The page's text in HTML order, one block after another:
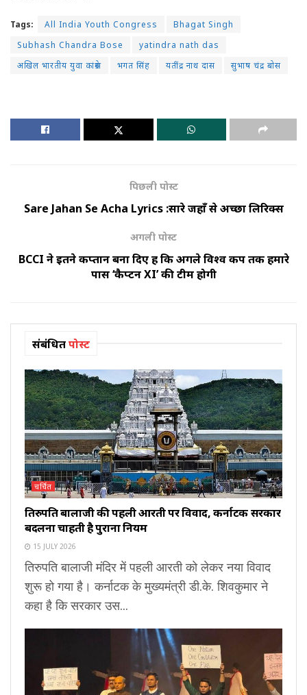
Tags: All India Youth Congress
Bhagat Singh
Subhash Chandra Bose
yatindra nath das
अखिल भारतीय युवा कांग्रेस
भगत सिंह यतींद्र नाथ दास सुभाष चंद्र बोस
पिछली पोस्ट
Sare Jahan Se Acha Lyrics :सारे जहाँ से अच्छा लिरिक्स
अगली पोस्ट
BCCI ने इतने कप्तान बना दिए हैं कि अगले विश्व कप तक हमारे
पास ‘कैप्टन XI’ की टीम होगी
संबंधितपोस्ट
चर्चित
तिरुपति बालाजी की पहली आरती पर विवाद, कर्नाटक सरकार
बदलना चाहती है पुराना नियम
15 JULY 2026
तिरुपति बालाजी मंदिर में पहली आरती को लेकर नया विवाद
शुरू हो गया है। कर्नाटक के मुख्यमंत्री डी.के. शिवकुमार ने
कहा है कि सरकार उस...